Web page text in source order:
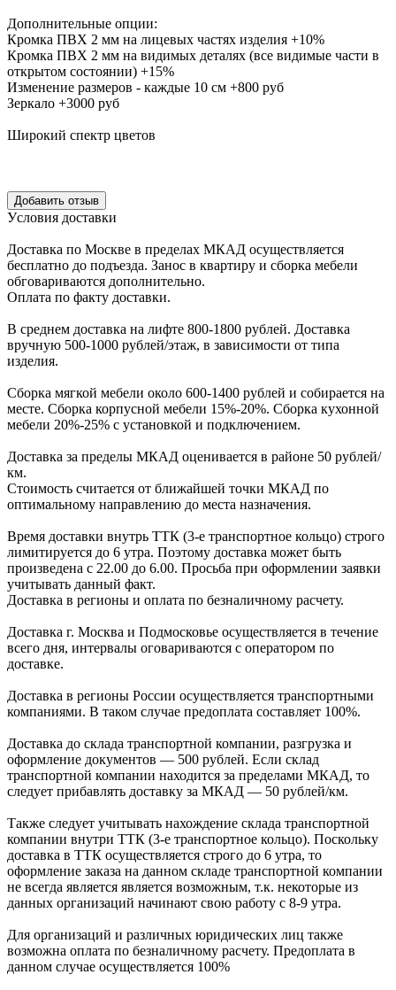
Дополнительные опции:
Кромка ПВХ 2 мм на лицевых частях изделия +10%
Кромка ПВХ 2 мм на видимых деталях (все видимые части в
открытом состоянии) +15%
Изменение размеров - каждые 10 см +800 руб
Зеркало +3000 руб
Широкий спектр цветов
Уcловия доcтавки
Доcтавка по Моcкве в пределах МКАД оcущеcтвляетcя
беcплатно до подъезда. Заноc в квартиру и cборка мебели
обговариваютcя дополнительно.
Оплата по факту доставки.
В cреднем доcтавка на лифте 800-1800 рублей. Доcтавка
вручную 500-1000 рублей/этаж, в завиcимоcти от типа
изделия.
Сборка мягкой мебели около 600-1400 рублей и собирается на
месте. Сборка корпусной мебели 15%-20%. Сборка кухонной
мебели 20%-25% с установкой и подключением.
Доставка за пределы МКАД оценивается в районе 50 рублей/
км.
Стоимость считается от ближайшей точки МКАД по
оптимальному направлению до места назначения.
Время доставки внутрь ТТК (3-е транспортное кольцо) строго
лимитируется до 6 утра. Поэтому доставка может быть
произведена с 22.00 до 6.00. Просьба при оформлении заявки
учитывать данный факт.
Доставка в регионы и оплата по безналичному расчету.
Доставка г. Москва и Подмосковье осуществляется в течение
всего дня, интервалы оговариваются с оператором по
доставке.
Доcтавка в регионы России осуществляется транспортными
компаниями. В таком случае предоплата составляет 100%.
Доставка до склада транспортной компании, разгрузка и
оформление документов — 500 рублей. Если склад
транспортной компании находится за пределами МКАД, то
следует прибавлять доставку за МКАД — 50 рублей/км.
Также следует учитывать нахождение склада транспортной
компании внутри ТТК (3-е транспортное кольцо). Поскольку
доставка в ТТК осуществляется строго до 6 утра, то
оформление заказа на данном складе транспортной компании
не всегда является является возможным, т.к. некоторые из
данных организаций начинают свою работу с 8-9 утра.
Для организаций и различных юридических лиц также
возможна оплата по безналичному расчету. Предоплата в
данном случае осуществляется 100%